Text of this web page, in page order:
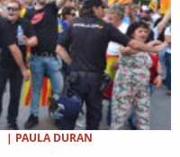
| PAULA DURAN